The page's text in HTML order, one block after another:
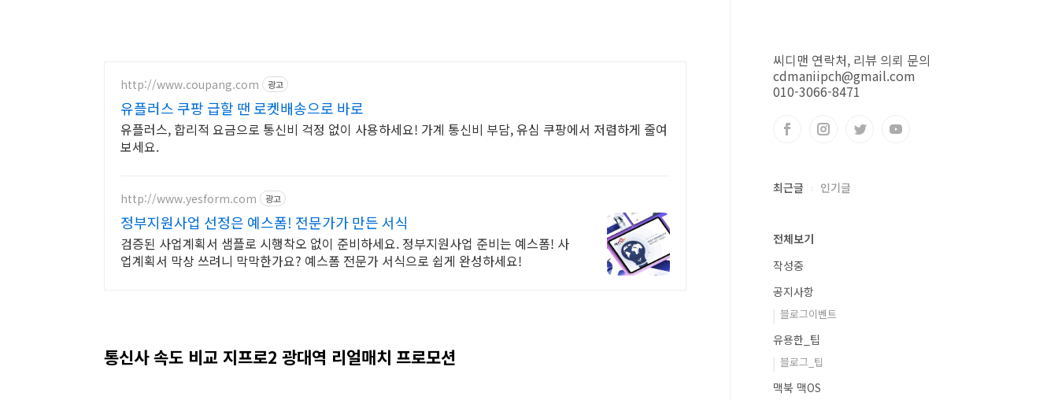
http://www.coupang.com 광고
유플러스 쿠팡 급할 땐 로켓배송으로 바로
유플러스, 합리적 요금으로 통신비 걱정 없이 사용하세요! 가계 통신비 부담, 유심 쿠팡에서 저렴하게 줄여
보세요.
http://www.yesform.com 광고
정부지원사업 선정은 예스폼! 전문가가 만든 서식
검증된 사업계획서 샘플로 시행착오 없이 준비하세요. 정부지원사업 준비는 예스폼! 사
업계획서 막상 쓰려니 막막한가요? 예스폼 전문가 서식으로 쉽게 완성하세요!
통신사 속도 비교 지프로2 광대역 리얼매치 프로모션
씨디맨 연락처, 리뷰 의뢰 문의
cdmaniipch@gmail.com
010-3066-8471
최근글 인기글
전체보기
작성중
공지사항
블로그이벤트
유용한_팁
블로그_팁
맥북 맥OS